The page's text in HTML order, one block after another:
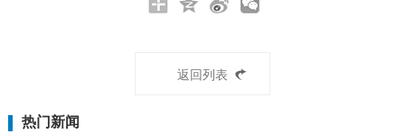
返回列表
热门新闻